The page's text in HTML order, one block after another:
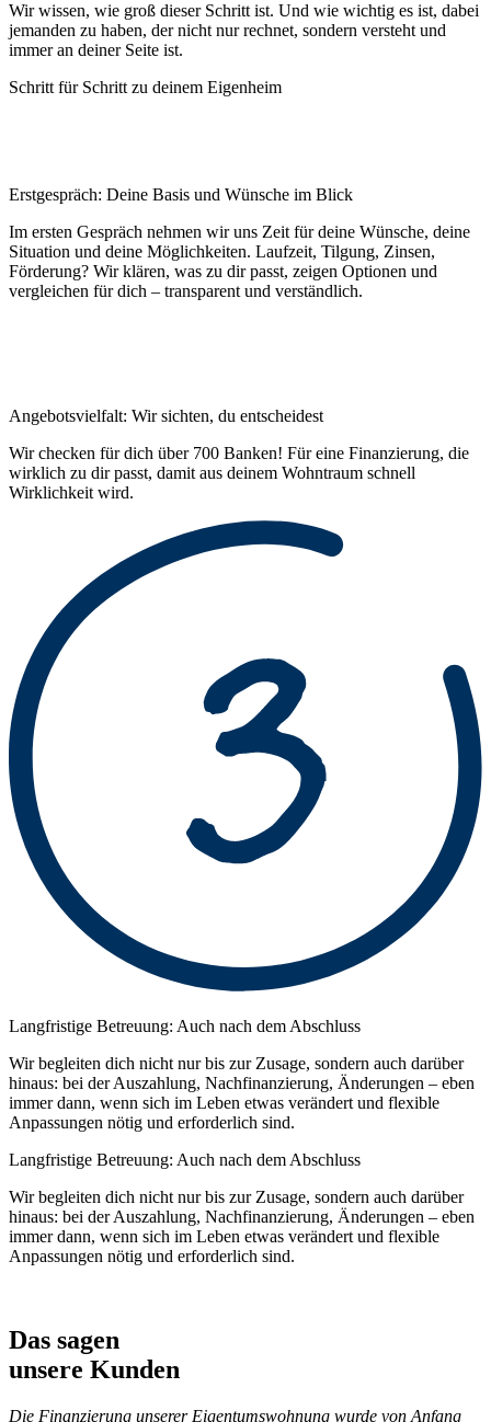
Wir wissen, wie groß dieser Schritt ist. Und wie wichtig es ist, dabei
jemanden zu haben, der nicht nur rechnet, sondern versteht und
immer an deiner Seite ist.
Schritt für Schritt zu deinem Eigenheim
Erstgespräch: Deine Basis und Wünsche im Blick
Im ersten Gespräch nehmen wir uns Zeit für deine Wünsche, deine
Situation und deine Möglichkeiten. Laufzeit, Tilgung, Zinsen,
Förderung? Wir klären, was zu dir passt, zeigen Optionen und
vergleichen für dich – transparent und verständlich.
Angebotsvielfalt: Wir sichten, du entscheidest
Wir checken für dich über 700 Banken! Für eine Finanzierung, die
wirklich zu dir passt, damit aus deinem Wohntraum schnell
Wirklichkeit wird.
Langfristige Betreuung: Auch nach dem Abschluss
Wir begleiten dich nicht nur bis zur Zusage, sondern auch darüber
hinaus: bei der Auszahlung, Nachfinanzierung, Änderungen – eben
immer dann, wenn sich im Leben etwas verändert und flexible
Anpassungen nötig und erforderlich sind.
Langfristige Betreuung: Auch nach dem Abschluss
Wir begleiten dich nicht nur bis zur Zusage, sondern auch darüber
hinaus: bei der Auszahlung, Nachfinanzierung, Änderungen – eben
immer dann, wenn sich im Leben etwas verändert und flexible
Anpassungen nötig und erforderlich sind.
Das sagen
unsere Kunden
Die Finanzierung unserer Eigentumswohnung wurde von Anfang